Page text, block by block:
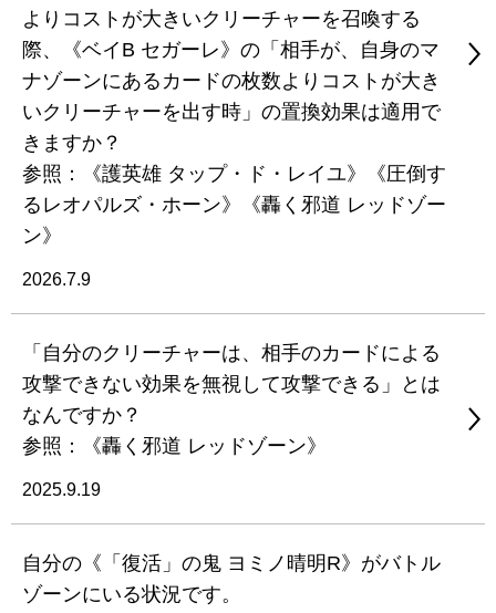
よりコストが大きいクリーチャーを召喚する
際、《ベイB セガーレ》の「相手が、自身のマ
ナゾーンにあるカードの枚数よりコストが大き
いクリーチャーを出す時」の置換効果は適用で
きますか？
参照：《護英雄 タップ・ド・レイユ》《圧倒す
るレオパルズ・ホーン》《轟く邪道 レッドゾー
ン》
2026.7.9
「自分のクリーチャーは、相手のカードによる
攻撃できない効果を無視して攻撃できる」とは
なんですか？
参照：《轟く邪道 レッドゾーン》
2025.9.19
自分の《「復活」の鬼 ヨミノ晴明R》がバトル
ゾーンにいる状況です。